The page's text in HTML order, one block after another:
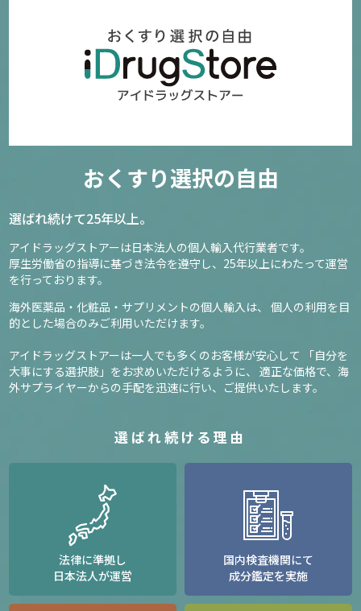
おくすり選択の自由
選ばれ続けて25年以上。
アイドラッグストアーは日本法人の個人輸入代行業者です。
厚生労働省の指導に基づき法令を遵守し、 25年以上にわたって運営
を行っております。
海外医薬品・化粧品・サプリメントの個人輸入は、
個人の利用を目
的とした場合のみご利用いただけます。
アイドラッグストアーは一人でも多くのお客様が安心して
「自分を
大事にする選択肢」をお求めいただけるように、
適正な価格で、海
外サプライヤーからの手配を迅速に行い、ご提供いたします。
選ばれ続ける理由
法律に準拠し
日本法人が運営
国内検査機関にて
成分鑑定を実施